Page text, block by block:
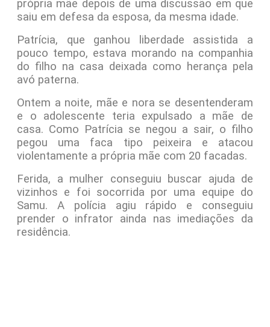
própria mãe depois de uma discussão em que
saiu em defesa da esposa, da mesma idade.
Patrícia, que ganhou liberdade assistida a
pouco tempo, estava morando na companhia
do filho na casa deixada como herança pela
avó paterna.
Ontem a noite, mãe e nora se desentenderam
e o adolescente teria expulsado a mãe de
casa. Como Patrícia se negou a sair, o filho
pegou uma faca tipo peixeira e atacou
violentamente a própria mãe com 20 facadas.
Ferida, a mulher conseguiu buscar ajuda de
vizinhos e foi socorrida por uma equipe do
Samu. A polícia agiu rápido e conseguiu
prender o infrator ainda nas imediações da
residência.